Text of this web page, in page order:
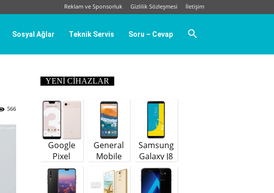
Reklam ve Sponsorluk Gizlilik Sözleşmesi İletişim
Sosyal Ağlar Teknik Servis Soru – Cevap
566
YENI CIHAZLAR
Google
Pixel
General
Mobile
GM9 Plus
Samsung
Galaxy J8
(64 GB)